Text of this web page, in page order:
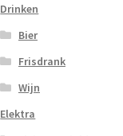
Drinken
Bier
Frisdrank
Wijn
Elektra